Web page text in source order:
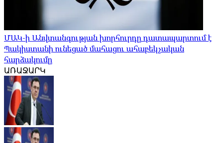
ՄԱԿ-ի Անվտանգության խորհուրդը դատապարտում է
Պակիստանի ունեցած մահացու ահաբեկչական
հարձակումը
ԱՌԱՋԱՐԿ